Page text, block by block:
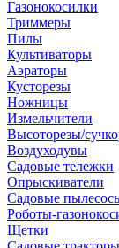
Газонокосилки
Триммеры
Пилы
Культиваторы
Аэраторы
Кусторезы
Ножницы
Измельчители
Высоторезы/
Воздуходувы
Садовые тележки
Опрыскиватели
Садовые
Роботы-
Щетки